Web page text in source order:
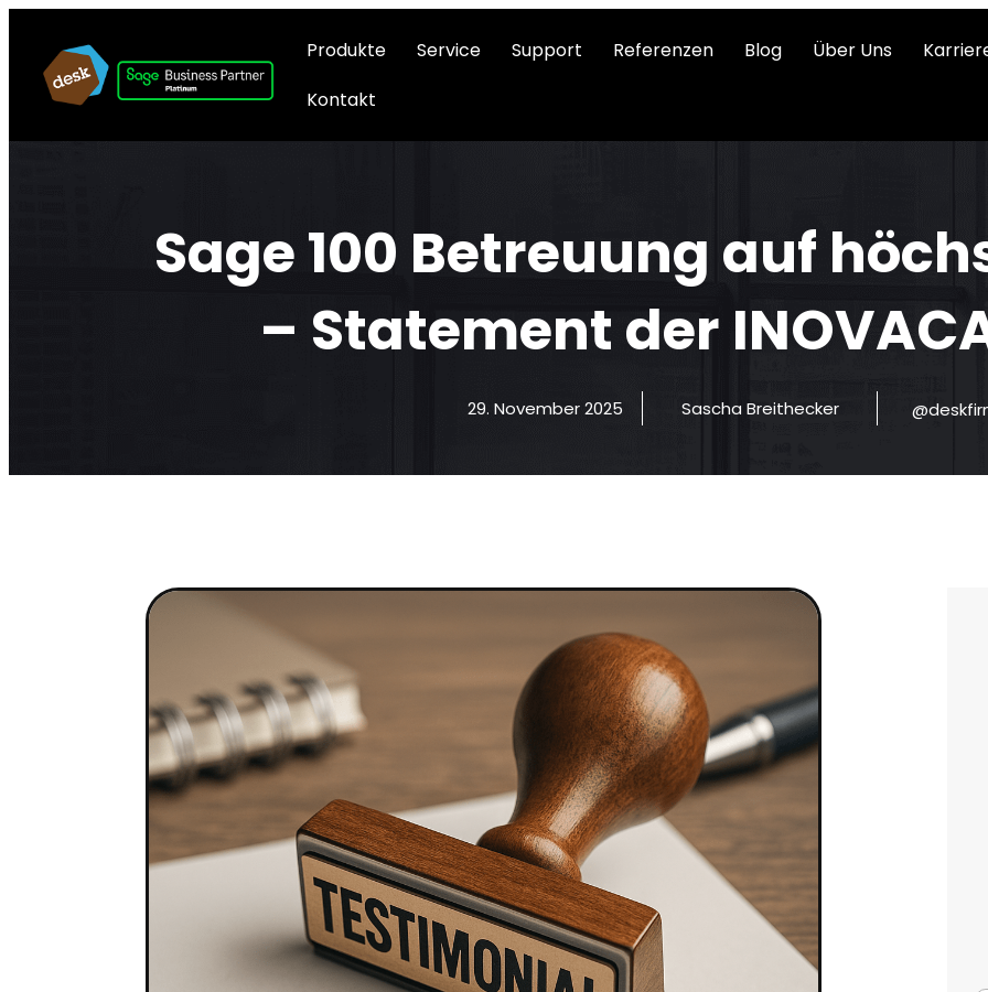
Produkte Service Support Referenzen Blog Über Uns
Kontakt
Sage 100 Betreuung auf
– Statement der
29. November 2025 Sascha Breithecker